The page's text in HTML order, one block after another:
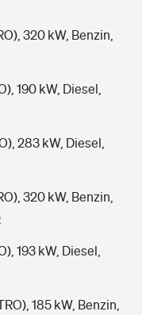
320 kW, Benzin,
190 kW, Diesel,
283 kW, Diesel,
320 kW, Benzin,
193 kW, Diesel,
185 kW, Benzin,